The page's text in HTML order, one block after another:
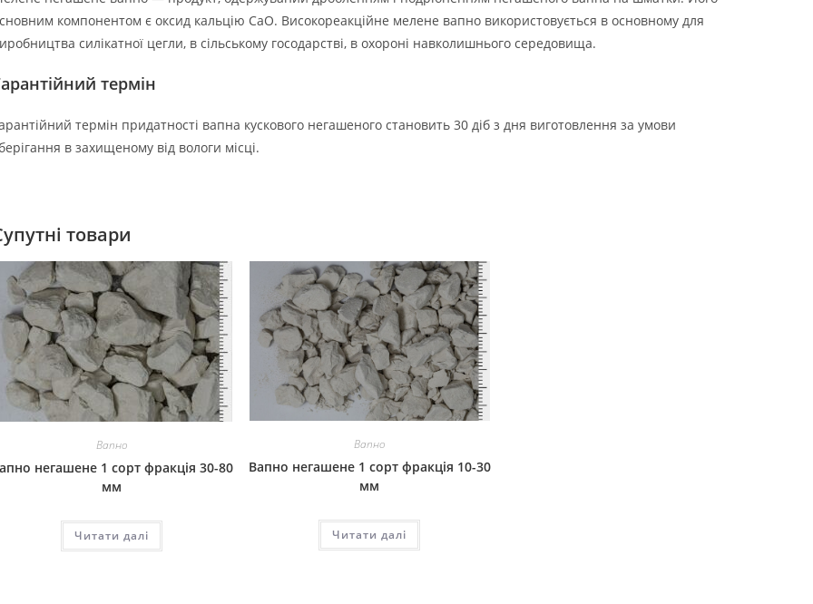
компонентом є оксид кальцію CaO. Високореакційне мелене вапно використовується в основному для
силікатної цегли, в сільському госодарстві, в охороні навколишнього середовища.
термін
термін придатності вапна кускового негашеного становить 30 діб з дня виготовлення за умови
в захищеному від вологи місці.
товари
Вапно
негашене 1 сорт фракція 30-80
мм
Читати далі
Вапно
Вапно негашене 1 сорт фракція 10-30
мм
Читати далі